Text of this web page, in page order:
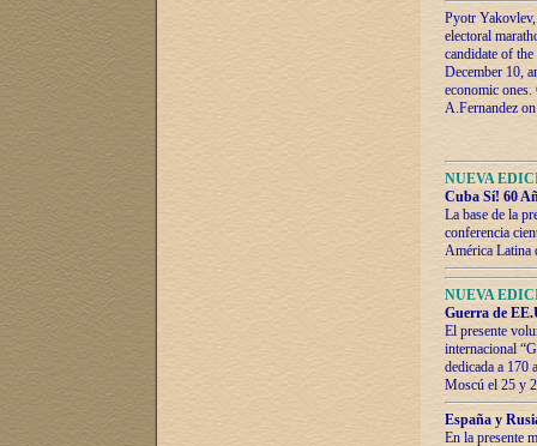
Pyotr
electoral
candidate of
December 10,
economic
A.Fernandez
NUEVA
Cuba Sí! 60
La base de la
conferencia
América Latina
NUEVA
Guerra de
El presente
internacional
dedicada a 170
Moscú el 25 y
España y
En la presente